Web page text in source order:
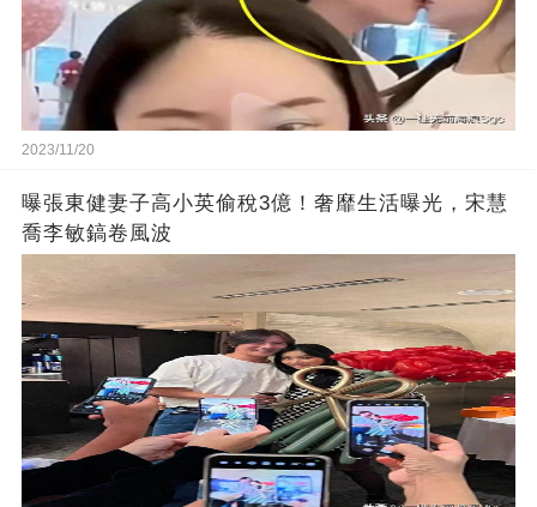
2023/11/20
曝張東健妻子高小英偷稅3億！奢靡生活曝光，宋慧
喬李敏鎬卷風波